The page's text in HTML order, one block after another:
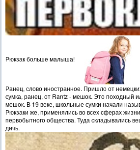
Рюкзак больше малыша!
Ранец, слово иностранное. Пришло от
сумка, ранец, от Rantz - мешок. Это походный
мешок. В 19 веке, школьные сумки начали
Рюкзаки же, применялись во всех сферах
первобытного общества. Туда складывались
дичь.